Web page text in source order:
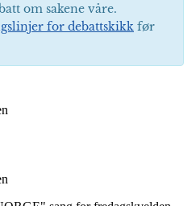
om sakene våre.
for debattskikk før